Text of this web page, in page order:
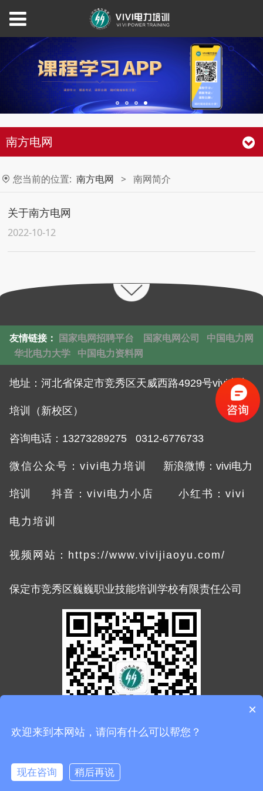
南方电网
您当前的位置: 南方电网 > 南网简介
关于南方电网
2022-10-12
友情链接： 国家电网招聘平台 国家电网公司
中国电力网
华北电力大学
中国电力资料网
地址： 河北省保定市竞秀区天威西路4929号vivi电力
培训（新校区）
咨询电话：13273289275 0312-6776733
微信公众号：vivi电力培训 新浪微博：vivi电力
培训 抖音：vivi电力小店 小红书：vivi
电力培训
视频网站： https://www.vivijiaoyu.com/
保定市竞秀区巍巍职业技能培训学校有限责任公司
冀ICP备2022003031号-1
×
欢迎来到本网站，请问有什么可以帮您？
现在咨询 稍后再说